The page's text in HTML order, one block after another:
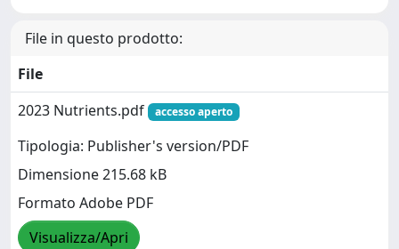
File in questo prodotto:
File
2023 Nutrients.pdf
accesso aperto
Tipologia: Publisher's version/PDF
Dimensione 215.68 kB
Formato Adobe PDF
Visualizza/Apri